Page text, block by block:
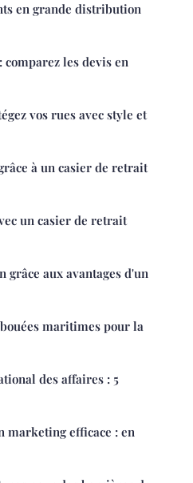
en grande distribution
comparez les devis en
vos rues avec style et
à un casier de retrait
un casier de retrait
grâce aux avantages d'un
maritimes pour la
des affaires : 5
marketing efficace : en